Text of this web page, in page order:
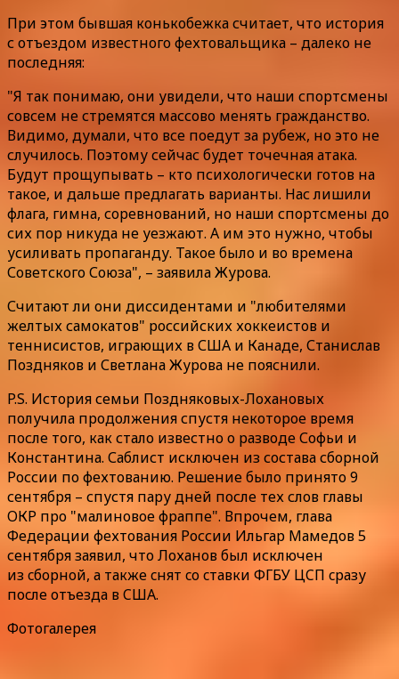
При этом бывшая конькобежка считает, что история
с отъездом известного фехтовальщика – далеко не
последняя:
"Я так понимаю, они увидели, что наши спортсмены
совсем не стремятся массово менять гражданство.
Видимо, думали, что все поедут за рубеж, но это не
случилось. Поэтому сейчас будет точечная атака.
Будут прощупывать – кто психологически готов на
такое, и дальше предлагать варианты. Нас лишили
флага, гимна, соревнований, но наши спортсмены до
сих пор никуда не уезжают. А им это нужно, чтобы
усиливать пропаганду. Такое было и во времена
Советского Союза", – заявила Журова.
Считают ли они диссидентами и "любителями
желтых самокатов" российских хоккеистов и
теннисистов, играющих в США и Канаде, Станислав
Поздняков и Светлана Журова не пояснили.
P.S. История семьи Поздняковых-Лохановых
получила продолжения спустя некоторое время
после того, как стало известно о разводе Софьи и
Константина. Саблист исключен из состава сборной
России по фехтованию. Решение было принято 9
сентября – спустя пару дней после тех слов главы
ОКР про "малиновое фраппе". Впрочем, глава
Федерации фехтования России Ильгар Мамедов 5
сентября заявил, что Лоханов был исключен
из cборной, а также cнят cо cтавки ФГБУ ЦCП cразу
поcле отъезда в CША.
Фотогалерея